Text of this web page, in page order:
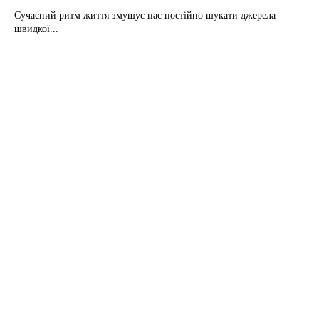
Сучасний ритм життя змушує нас постійно шукати джерела
швидкої...